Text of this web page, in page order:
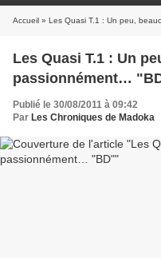
Accueil » Les Quasi T.1 : Un peu,
Les Quasi T.1 : Un
passionnément…
Publié le 30/08/2011 à 09:42
Par Les Chroniques de Madoka